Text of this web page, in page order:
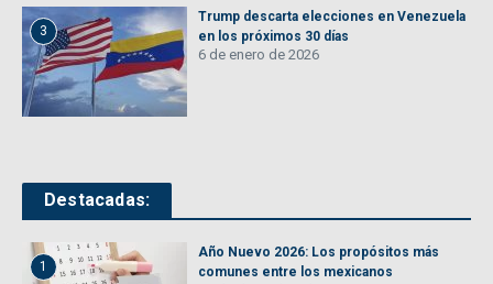
3
Trump descarta elecciones en Venezuela
en los próximos 30 días
6 de enero de 2026
Destacadas:
1
Año Nuevo 2026: Los propósitos más
comunes entre los mexicanos